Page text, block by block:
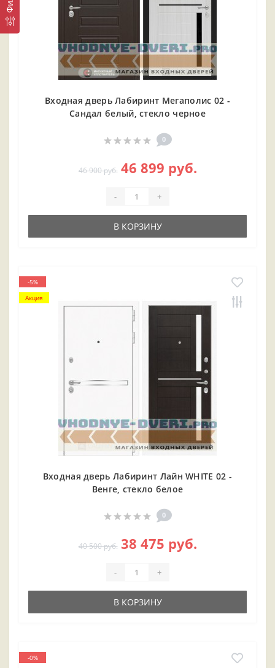
Входная дверь Лабиринт Мегаполис 02 -
Сандал белый, стекло черное
0
46 900 руб. 46 899 руб.
- +
В КОРЗИНУ
-5%
Акция
Входная дверь Лабиринт Лайн WHITE 02 -
Венге, стекло белое
0
40 500 руб. 38 475 руб.
- +
В КОРЗИНУ
-0%